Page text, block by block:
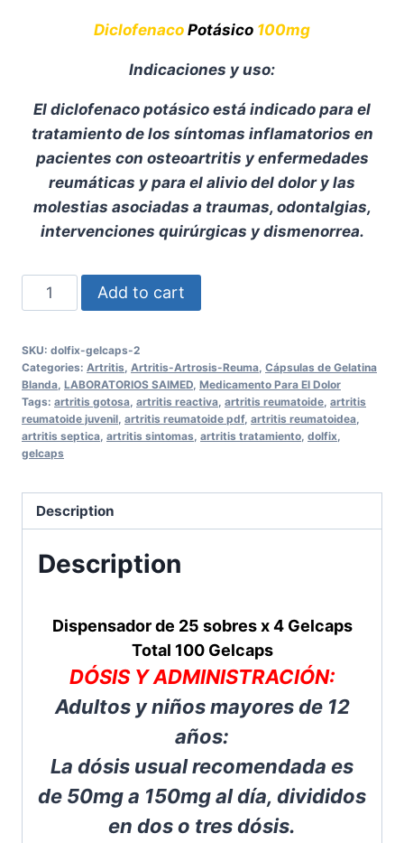
$32.65.$26.99.
Diclofenaco Potásico 100mg
Indicaciones y uso:
El diclofenaco potásico está indicado para el
tratamiento de los síntomas inflamatorios en
pacientes con osteoartritis y enfermedades
reumáticas y para el alivio del dolor y las
molestias asociadas a traumas, odontalgias,
intervenciones quirúrgicas y dismenorrea.
DOLFIX
GELCAPS
Add to cart
SKU: dolfix-gelcaps-2
Categories: Artritis Artritis-Artrosis-Reuma Cápsulas de Gelatina
Blanda LABORATORIOS SAIMED Medicamento Para El Dolor
Tags: artritis gotosa artritis reactiva artritis reumatoide artritis
reumatoide juvenil artritis reumatoide pdf, artritis reumatoidea
artritis septica artritis sintomas artritis tratamiento dolfix
gelcaps
Description
Description
Dispensador de 25 sobres x 4 Gelcaps
Total 100 Gelcaps
DÓSIS Y ADMINISTRACIÓN:
Adultos y niños mayores de 12
años:
La dósis usual recomendada es
de 50mg a 150mg al día, divididos
en dos o tres dósis.